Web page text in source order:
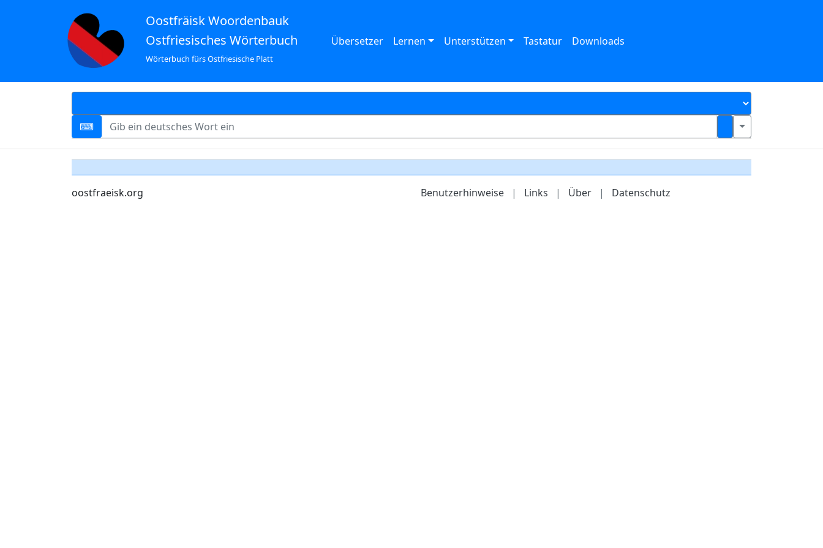
Oostfräisk Woordenbauk
Ostfriesisches Wörterbuch
Wörterbuch fürs Ostfriesische Platt
Übersetzer Lernen Unterstützen Tastatur Downloads
oostfraeisk.org Benutzerhinweise | Links | Über | Datenschutz